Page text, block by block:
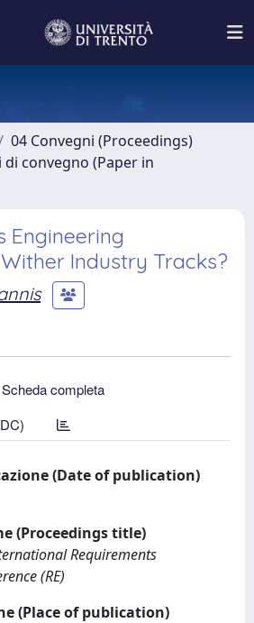
04 Convegni (Proceedings)
di convegno (Paper in
Engineering
Industry Tracks?
Scheda completa
(Date of publication)
(Proceedings title)
Requirements
(RE)
(Place of publication)